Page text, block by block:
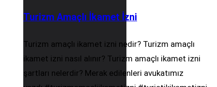
Turizm Amaçlı İkamet İzni
Turizm amaçlı ikamet izni nedir? Turizm amaçlı
ikamet izni nasıl alınır? Turizm amaçlı ikamet izni
şartları nelerdir? Merak edilenleri avukatımız